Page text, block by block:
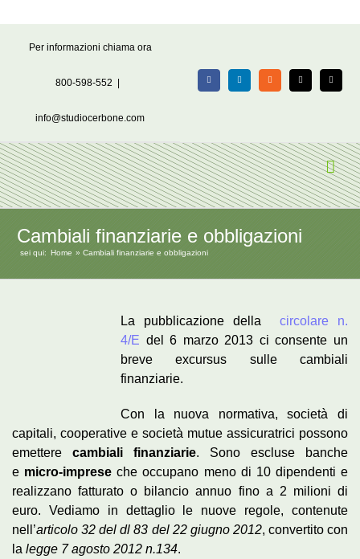
Per informazioni chiama ora
800-598-552
info@studiocerbone.com
FacebookLinkedIn Rss X Email
Cambiali finanziarie e obbligazioni
sei qui: Home Cambiali finanziarie e obbligazioni
La pubblicazione della circolare n.
4/E del 6 marzo 2013 ci consente un
breve excursus sulle cambiali
finanziarie.
Con la nuova normativa, società di
capitali, cooperative e società mutue assicuratrici possono
emettere cambiali finanziarie. Sono escluse banche
e micro-imprese che occupano meno di 10 dipendenti e
realizzano fatturato o bilancio annuo fino a 2 milioni di
euro. Vediamo in dettaglio le nuove regole, contenute
nell’articolo 32 del dl 83 del 22 giugno 2012, convertito con
la legge 7 agosto 2012 n.134.